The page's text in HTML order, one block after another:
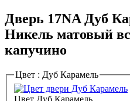
Дверь 17NA Дуб
Никель матовый
капучино
Цвет : Дуб Карамель
Цвет Дуб Карамель